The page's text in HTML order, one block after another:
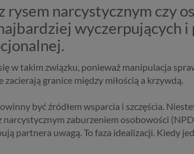
rysem narcystycznym czy
wyczerpujących i
w takim związku, ponieważ manipulacja
granice między miłością a krzywdą.
być źródłem wsparcia i szczęścia.
narcystycznym zaburzeniem osobowości
partnera uwagą. To faza idealizacji. Kiedy